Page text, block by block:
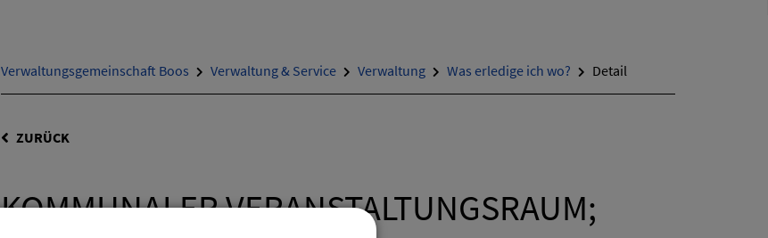
Verwaltungsgemeinschaft Boos Verwaltung & Service Verwaltung Was erledige ich wo? Detail
ZURÜCK
KOMMUNALER VERANSTALTUNGSRAUM;